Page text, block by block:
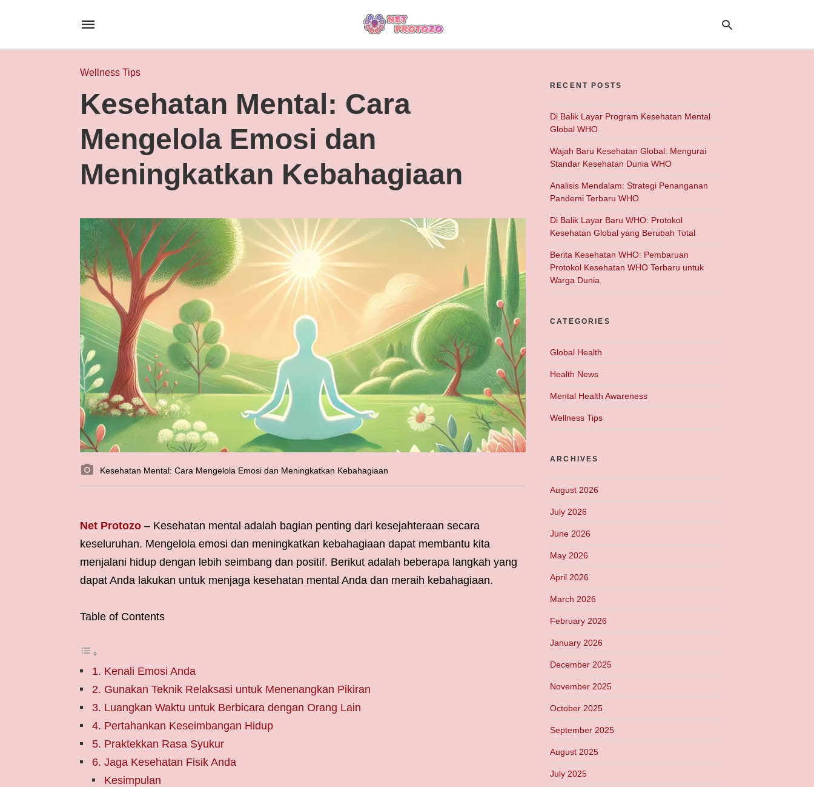
Wellness Tips
Kesehatan Mental: Cara
Mengelola Emosi dan
Meningkatkan Kebahagiaan
Kesehatan Mental: Cara Mengelola Emosi dan Meningkatkan Kebahagiaan
Net Protozo – Kesehatan mental adalah bagian penting dari kesejahteraan secara
keseluruhan. Mengelola emosi dan meningkatkan kebahagiaan dapat membantu kita
menjalani hidup dengan lebih seimbang dan positif. Berikut adalah beberapa langkah yang
dapat Anda lakukan untuk menjaga kesehatan mental Anda dan meraih kebahagiaan.
Table of Contents
1. Kenali Emosi Anda
2. Gunakan Teknik Relaksasi untuk Menenangkan Pikiran
3. Luangkan Waktu untuk Berbicara dengan Orang Lain
4. Pertahankan Keseimbangan Hidup
5. Praktekkan Rasa Syukur
6. Jaga Kesehatan Fisik Anda
Kesimpulan
RECENT POSTS
Di Balik Layar Program Kesehatan Mental
Global WHO
Wajah Baru Kesehatan Global: Mengurai
Standar Kesehatan Dunia WHO
Analisis Mendalam: Strategi Penanganan
Pandemi Terbaru WHO
Di Balik Layar Baru WHO: Protokol
Kesehatan Global yang Berubah Total
Berita Kesehatan WHO: Pembaruan
Protokol Kesehatan WHO Terbaru untuk
Warga Dunia
CATEGORIES
Global Health
Health News
Mental Health Awareness
Wellness Tips
ARCHIVES
August 2026
July 2026
June 2026
May 2026
April 2026
March 2026
February 2026
January 2026
December 2025
November 2025
October 2025
September 2025
August 2025
July 2025